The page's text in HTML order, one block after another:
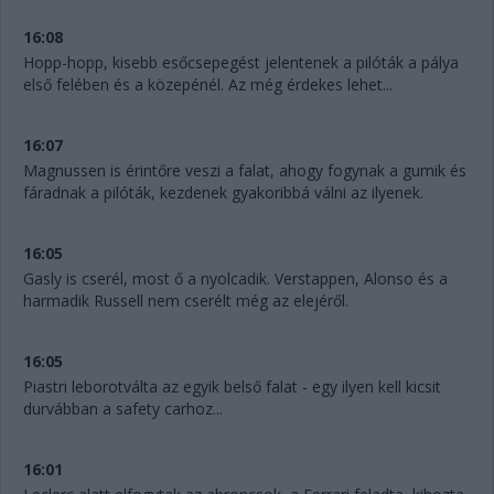
16:08
Hopp-hopp, kisebb esőcsepegést jelentenek a pilóták a pálya
első felében és a közepénél. Az még érdekes lehet...
16:07
Magnussen is érintőre veszi a falat, ahogy fogynak a gumik és
fáradnak a pilóták, kezdenek gyakoribbá válni az ilyenek.
16:05
Gasly is cserél, most ő a nyolcadik. Verstappen, Alonso és a
harmadik Russell nem cserélt még az elejéről.
16:05
Piastri leborotválta az egyik belső falat - egy ilyen kell kicsit
durvábban a safety carhoz...
16:01